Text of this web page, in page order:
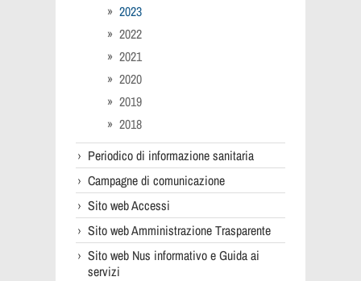
2023
2022
2021
2020
2019
2018
Periodico di informazione sanitaria
Campagne di comunicazione
Sito web Accessi
Sito web Amministrazione Trasparente
Sito web Nus informativo e Guida ai
servizi